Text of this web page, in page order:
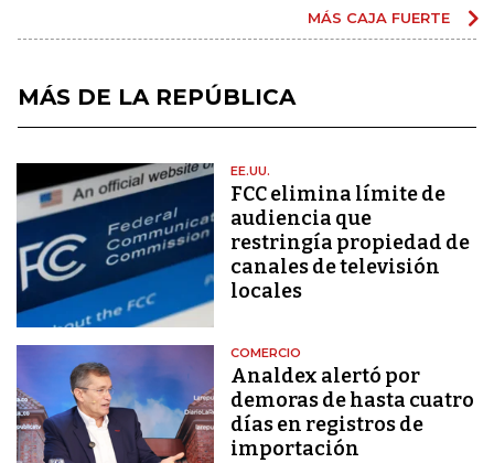
MÁS CAJA FUERTE
MÁS DE LA REPÚBLICA
EE.UU.
FCC elimina límite de
audiencia que
restringía propiedad de
canales de televisión
locales
COMERCIO
Analdex alertó por
demoras de hasta cuatro
días en registros de
importación